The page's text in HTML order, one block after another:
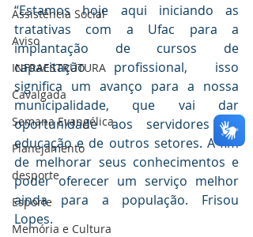
Assistência Social
Aviso
INFRAESTRUTURA
Cavalgada
Semana Evangélica
Planejamento
desporte
Esporte
Memória e Cultura
“Estamos hoje aqui iniciando as
tratativas com a Ufac para a
implantação de cursos de
capacitação profissional, isso
significa um avanço para a nossa
municipalidade, que vai dar
oportunidade aos servidores da
educação e de outros setores. A fim
de melhorar seus conhecimentos e
poder oferecer um serviço melhor
ainda para a população. Frisou
Lopes.